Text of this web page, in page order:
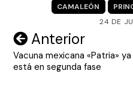
CAMALEÓN
24 DE
Navegación
de
Anterior
Vacuna mexicana «Patria» ya
está en segunda fase